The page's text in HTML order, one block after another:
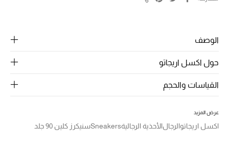
الأطفال
المجوهرات
الوصف
حول اكسل اريجاتو
القياسات والحجم
عرض المزيد
اكسل اريجاتوالرجالالأحذية الرجاليةSneakersسنيكرز كلين 90 جلد